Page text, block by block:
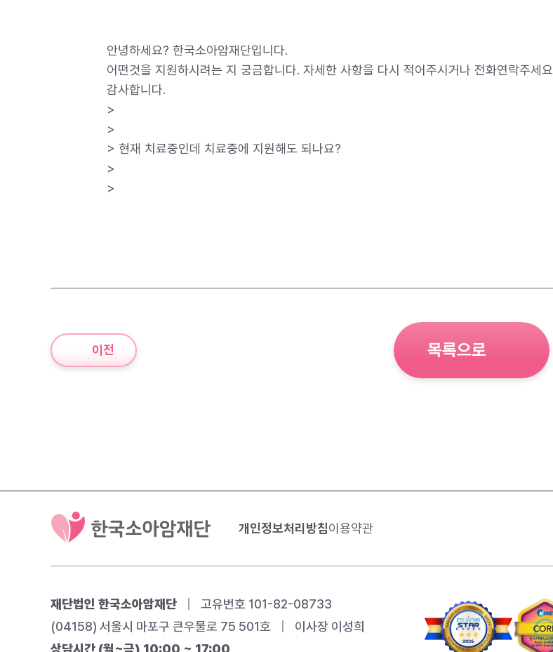
안녕하세요? 한국소아암재단입니다.
어떤것을 지원하시려는 지 궁금합니다. 자세한 사항을 다시 적어주시거나 전화연락주세요
감사합니다.
>
>
> 현재 치료중인데 치료중에 지원해도 되나요?
>
>
이전 목록으로
개인정보처리방침이용약관
재단법인 한국소아암재단
고유번호 101-82-08733
(04158) 서울시 마포구 큰우물로 75 501호
이사장 이성희
상담시간 (월~금) 10:00 ~ 17:00